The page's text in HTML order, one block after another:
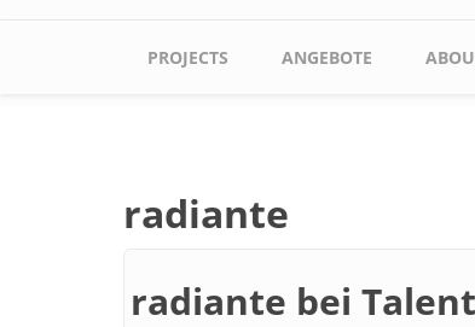
Main menu
PROJECTS ANGEBOTE
radiante
radiante bei